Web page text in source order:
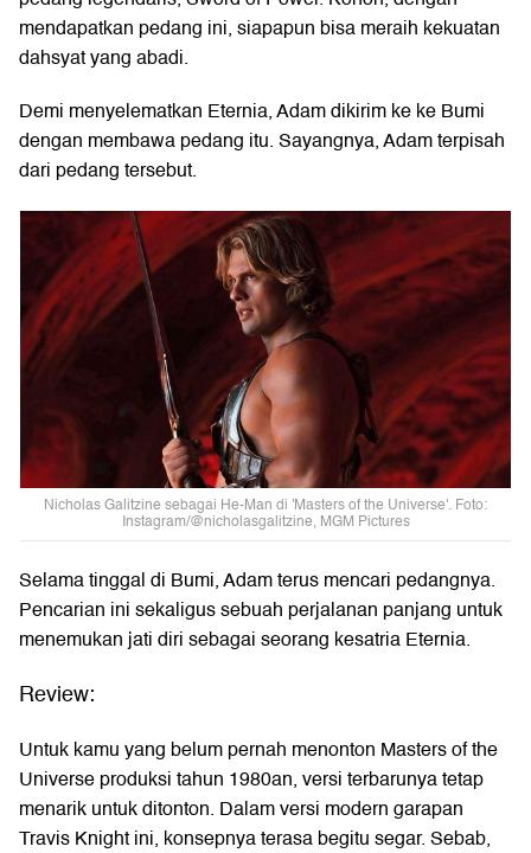
mendapatkan pedang ini, siapapun bisa meraih kekuatan
dahsyat yang abadi.
Demi menyelematkan Eternia, Adam dikirim ke ke Bumi
dengan membawa pedang itu. Sayangnya, Adam terpisah
dari pedang tersebut.
Nicholas Galitzine sebagai He-Man di 'Masters of the Universe'. Foto:
Instagram/@nicholasgalitzine, MGM Pictures
Selama tinggal di Bumi, Adam terus mencari pedangnya.
Pencarian ini sekaligus sebuah perjalanan panjang untuk
menemukan jati diri sebagai seorang kesatria Eternia.
Review:
Untuk kamu yang belum pernah menonton Masters of the
Universe produksi tahun 1980an, versi terbarunya tetap
menarik untuk ditonton. Dalam versi modern garapan
Travis Knight ini, konsepnya terasa begitu segar. Sebab,